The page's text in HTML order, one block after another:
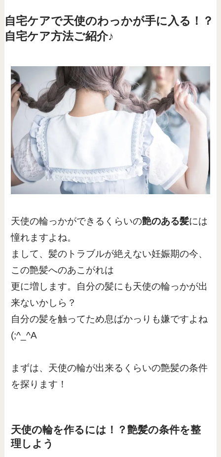
自宅ケアで天使のわっかが手に入る！？
自宅ケア方法ご紹介♪
天使の輪っかができるくらいの艶のある髪には
憧れますよね。
まして、髪のトラブルが絶えない妊娠期の今、
この艶髪へのあこがれは
更に増します。自分の髪にも天使の輪っかが出
来ないかしら？
自分の髪を触ってため息ばかっりも嫌ですよね
(;^_^A
まずは、天使の輪が出来るくらいの艶髪の条件
を探ります！
天使の輪を作るには！？艶髪の条件を整
理しよう